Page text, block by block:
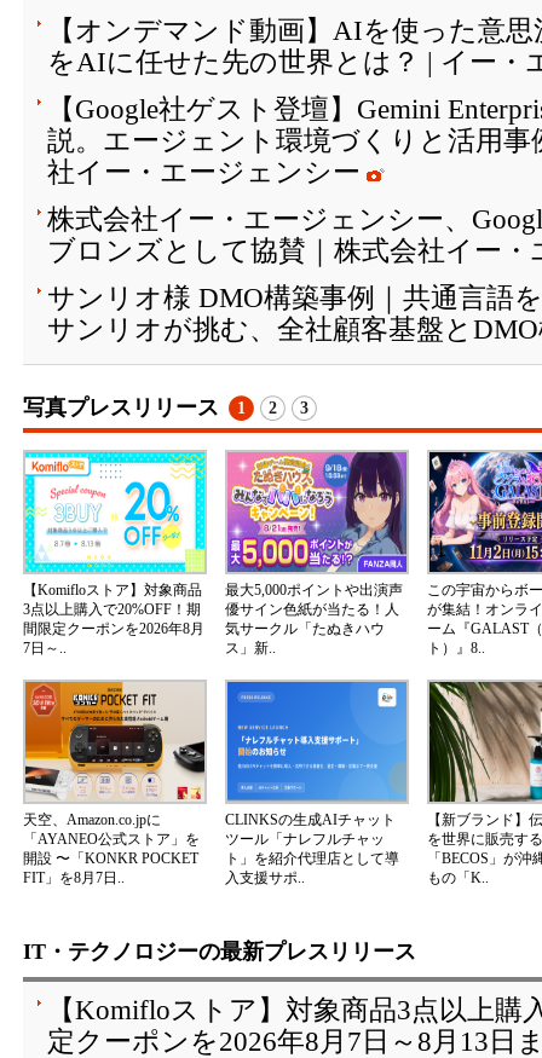
【オンデマンド動画】AIを使った意
をAIに任せた先の世界とは？ | イー・
【Google社ゲスト登壇】Gemini
説。エージェント環境づくりと活用事
社イー・エージェンシー
株式会社イー・エージェンシー、
ブロンズとして協賛｜株式会社イー
サンリオ様 DMO構築事例｜共通言語
サンリオが挑む、全社顧客基盤と
写真プレスリリース 1 2 3
【Komifloストア】対象商品
3点以上購入で20%OFF！期
間限定クーポンを2026年8月
7日～..
最大5,000ポイントや出演声
優サイン色紙が当たる！人
気サークル「たぬきハウ
ス」新..
この宇宙からボ
が集結！オンラ
ーム『GALAST
ト）』8..
天空、Amazon.co.jpに
「AYANEO公式ストア」を
開設 〜「KONKR POCKET
FIT」を8月7日..
CLINKSの生成AIチャット
ツール「ナレフルチャッ
ト」を紹介代理店として導
入支援サポ..
【新ブランド】
を世界に販売す
「BECOS」が沖
もの「K..
IT・テクノロジーの最新プレスリリース
【Komifloストア】対象商品3点以上購
定クーポンを2026年8月7日～8月13日